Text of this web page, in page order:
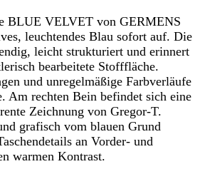
BLUE VELVET von GERMENS
leuchtendes Blau sofort auf. Die
leicht strukturiert und erinnert
bearbeitete Stofffläche.
und unregelmäßige Farbverläufe
Am rechten Bein befindet sich eine
Zeichnung von Gregor-T.
grafisch vom blauen Grund
an Vorder- und
warmen Kontrast.